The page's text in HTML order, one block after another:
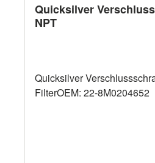
Quicksilver
NPT
Quicksilver
FilterOEM: 22-8M0204652